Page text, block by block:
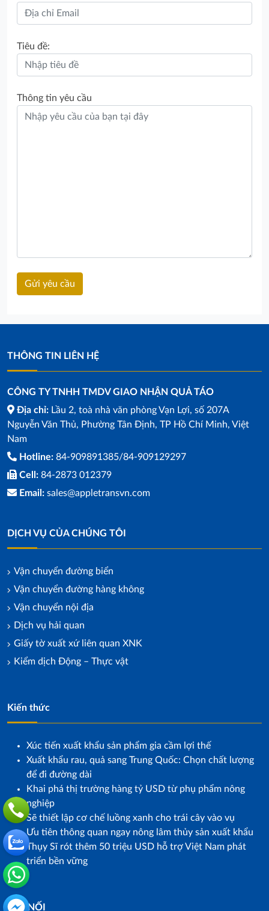
Tiêu đề:
Thông tin yêu cầu
THÔNG TIN LIÊN HỆ
CÔNG TY TNHH TMDV GIAO NHẬN QUẢ TÁO
Địa chỉ: Lầu 2, toà nhà văn phòng Vạn Lợi, số 207A
Nguyễn Văn Thủ, Phường Tân Định, TP Hồ Chí Minh, Việt
Nam
Hotline: 84-909891385/84-909129297
Cell: 84-2873 012379
Email: sales@appletransvn.com
DỊCH VỤ CỦA CHÚNG TÔI
Vận chuyển đường biển
Vận chuyển đường hàng không
Vận chuyển nội địa
Dịch vụ hải quan
Giấy tờ xuất xứ liên quan XNK
Kiểm dịch Động – Thực vật
Kiến thức
Xúc tiến xuất khẩu sản phẩm gia cầm lợi thế
Xuất khẩu rau, quả sang Trung Quốc: Chọn chất lượng
để đi đường dài
Khai phá thị trường hàng tỷ USD từ phụ phẩm nông
nghiệp
Sẽ thiết lập cơ chế luồng xanh cho trái cây vào vụ
Ưu tiên thông quan ngay nông lâm thủy sản xuất khẩu
Thụy Sĩ rót thêm 50 triệu USD hỗ trợ Việt Nam phát
triển bền vững
KẾT NỐI